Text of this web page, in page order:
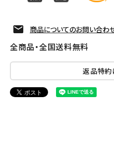
商品についてのお問い合わ
全商品・全国送料無料
返品特約